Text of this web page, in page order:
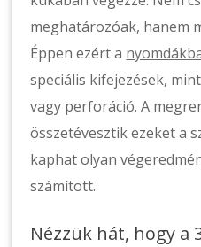
meghatározóak, hanem
Éppen ezért a
speciális kifejezések,
vagy perforáció. A
összetévesztik ezeket a
kaphat olyan
számított.
Nézzük hát, hogy a